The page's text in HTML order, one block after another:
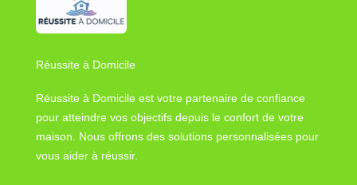
Réussite à Domicile
Réussite à Domicile est votre partenaire de confiance
pour atteindre vos objectifs depuis le confort de votre
maison. Nous offrons des solutions personnalisées pour
vous aider à réussir.